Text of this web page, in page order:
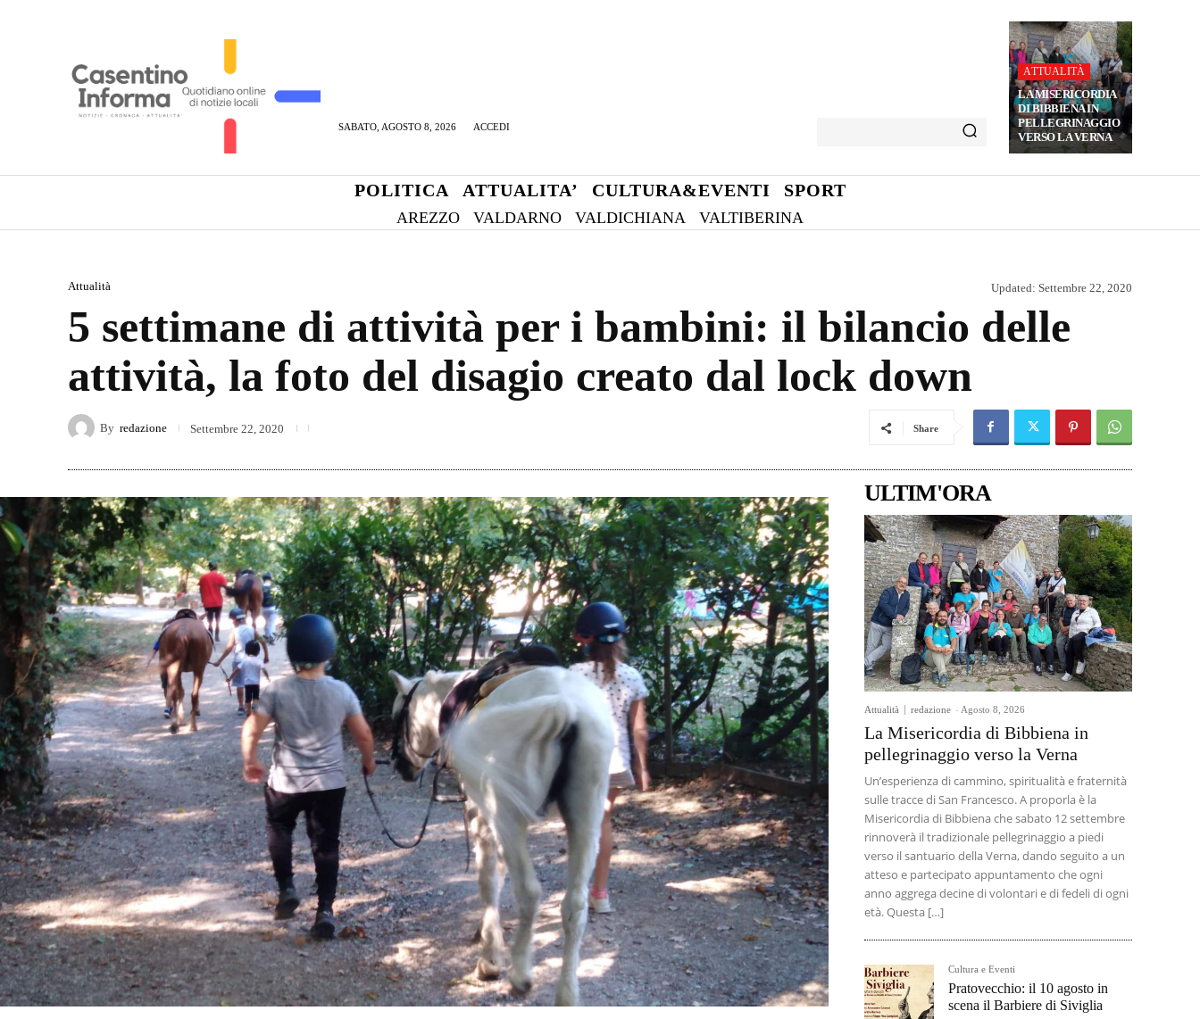
SABATO, AGOSTO 8, 2026 ACCEDI
ATTUALITÀ
LA MISERICORDIA
DI BIBBIENA IN
PELLEGRINAGGIO
VERSO LA VERNA
POLITICA ATTUALITA’ CULTURA&EVENTI SPORT
AREZZO VALDARNO VALDICHIANA VALTIBERINA
Attualità Updated: Settembre 22, 2020
5 settimane di attività per i bambini: il bilancio delle
attività, la foto del disagio creato dal lock down
By redazione Settembre 22, 2020 Share
ULTIM'ORA
Attualità redazione - Agosto 8, 2026
La Misericordia di Bibbiena in
pellegrinaggio verso la Verna
Un’esperienza di cammino, spiritualità e fraternità
sulle tracce di San Francesco. A proporla è la
Misericordia di Bibbiena che sabato 12 settembre
rinnoverà il tradizionale pellegrinaggio a piedi
verso il santuario della Verna, dando seguito a un
atteso e partecipato appuntamento che ogni
anno aggrega decine di volontari e di fedeli di ogni
età. Questa […]
Cultura e Eventi
Pratovecchio: il 10 agosto in
scena il Barbiere di Siviglia